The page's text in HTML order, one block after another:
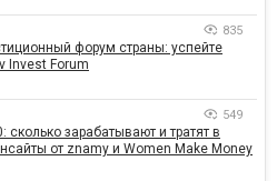
835
форум страны: успейте
Invest Forum
549
сколько зарабатывают и тратят в
от znamy и Women Make Money